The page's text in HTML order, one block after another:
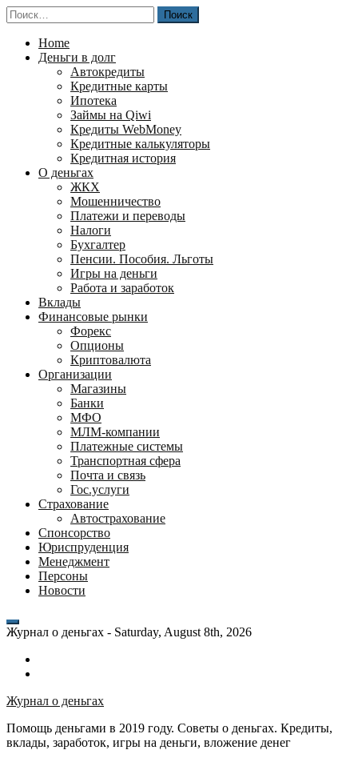
Перейти
к
содержимому
Найти:
Home
Деньги в долг
Автокредиты
Кредитные карты
Ипотека
Займы на Qiwi
Кредиты WebMoney
Кредитные калькуляторы
Кредитная история
О деньгах
ЖКХ
Мошенничество
Платежи и переводы
Налоги
Бухгалтер
Пенсии. Пособия. Льготы
Игры на деньги
Работа и заработок
Вклады
Финансовые рынки
Форекс
Опционы
Криптовалюта
Организации
Магазины
Банки
МФО
МЛМ-компании
Платежные системы
Транспортная сфера
Почта и связь
Гос.услуги
Страхование
Автострахование
Спонсорство
Юриспруденция
Менеджмент
Персоны
Новости
Журнал о деньгах - Saturday, August 8th, 2026
банка
24
для
взять
WebMoney?
Журнал о деньгах
Помощь деньгами в 2019 году. Советы о деньгах. Кредиты,
вклады, заработок, игры на деньги, вложение денег